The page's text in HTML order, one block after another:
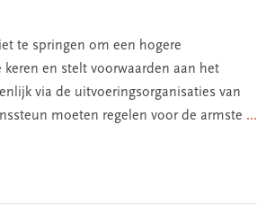
te springen om een hogere
en stelt voorwaarden aan het
via de uitvoeringsorganisaties van
moeten regelen voor de armste ...